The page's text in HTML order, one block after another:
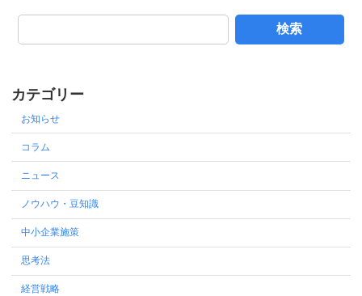
検索
カテゴリー
お知らせ
コラム
ニュース
ノウハウ・豆知識
中小企業施策
思考法
経営戦略